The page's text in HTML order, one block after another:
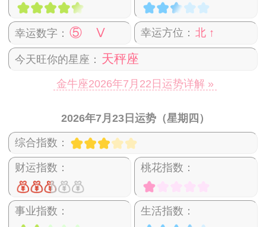
幸运数字： ⑤ Ⅴ 幸运方位： 北 ↑
今天旺你的星座： 天秤座
金牛座2026年7月22日运势详解 »
2026年7月23日运势（星期四）
综合指数：
财运指数： 桃花指数：
事业指数： 生活指数：